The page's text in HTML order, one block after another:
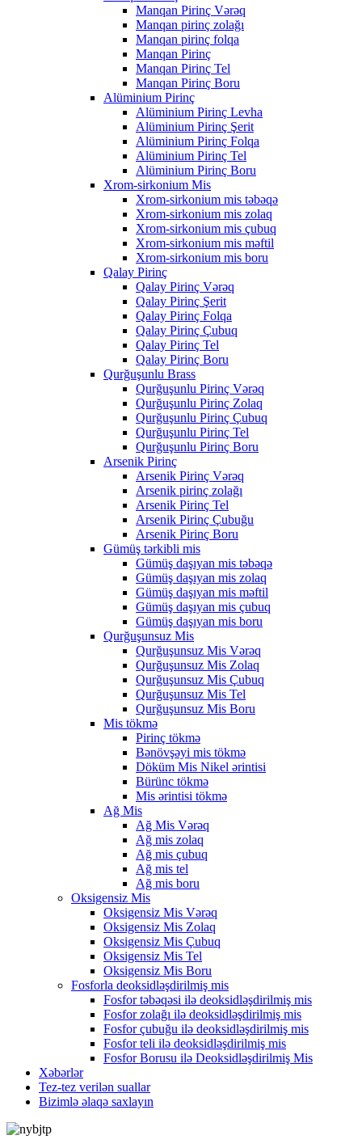
Manqan Pirinç Vərəq
Manqan pirinç zolağı
Manqan pirinç folqa
Manqan Pirinç
Manqan Pirinç Tel
Manqan Pirinç Boru
Alüminium Pirinç
Alüminium Pirinç Levha
Alüminium Pirinç Şerit
Alüminium Pirinç Folqa
Alüminium Pirinç Tel
Alüminium Pirinç Boru
Xrom-sirkonium Mis
Xrom-sirkonium mis təbəqə
Xrom-sirkonium mis zolaq
Xrom-sirkonium mis çubuq
Xrom-sirkonium mis məftil
Xrom-sirkonium mis boru
Qalay Pirinç
Qalay Pirinç Vərəq
Qalay Pirinç Şerit
Qalay Pirinç Folqa
Qalay Pirinç Çubuq
Qalay Pirinç Tel
Qalay Pirinç Boru
Qurğuşunlu Brass
Qurğuşunlu Pirinç Vərəq
Qurğuşunlu Pirinç Zolaq
Qurğuşunlu Pirinç Çubuq
Qurğuşunlu Pirinç Tel
Qurğuşunlu Pirinç Boru
Arsenik Pirinç
Arsenik Pirinç Vərəq
Arsenik pirinç zolağı
Arsenik Pirinç Tel
Arsenik Pirinç Çubuğu
Arsenik Pirinç Boru
Gümüş tərkibli mis
Gümüş daşıyan mis təbəqə
Gümüş daşıyan mis zolaq
Gümüş daşıyan mis məftil
Gümüş daşıyan mis çubuq
Gümüş daşıyan mis boru
Qurğuşunsuz Mis
Qurğuşunsuz Mis Vərəq
Qurğuşunsuz Mis Zolaq
Qurğuşunsuz Mis Çubuq
Qurğuşunsuz Mis Tel
Qurğuşunsuz Mis Boru
Mis tökmə
Pirinç tökmə
Bənövşəyi mis tökmə
Döküm Mis Nikel ərintisi
Bürünc tökmə
Mis ərintisi tökmə
Ağ Mis
Ağ Mis Vərəq
Ağ mis zolaq
Ağ mis çubuq
Ağ mis tel
Ağ mis boru
Oksigensiz Mis
Oksigensiz Mis Vərəq
Oksigensiz Mis Zolaq
Oksigensiz Mis Çubuq
Oksigensiz Mis Tel
Oksigensiz Mis Boru
Fosforla deoksidləşdirilmiş mis
Fosfor təbəqəsi ilə deoksidləşdirilmiş mis
Fosfor zolağı ilə deoksidləşdirilmiş mis
Fosfor çubuğu ilə deoksidləşdirilmiş mis
Fosfor teli ilə deoksidləşdirilmiş mis
Fosfor Borusu ilə Deoksidləşdirilmiş Mis
Xəbərlər
Tez-tez verilən suallar
Bizimlə əlaqə saxlayın